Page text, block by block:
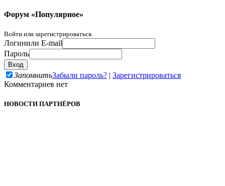
Форум «Популярное»
Войти или зарегистрироваться.
Логинили E-mail
Пароль
ЗапомнитьЗабыли пароль? | Зарегистрироваться
Комментариев нет
НОВОСТИ ПАРТНЁРОВ